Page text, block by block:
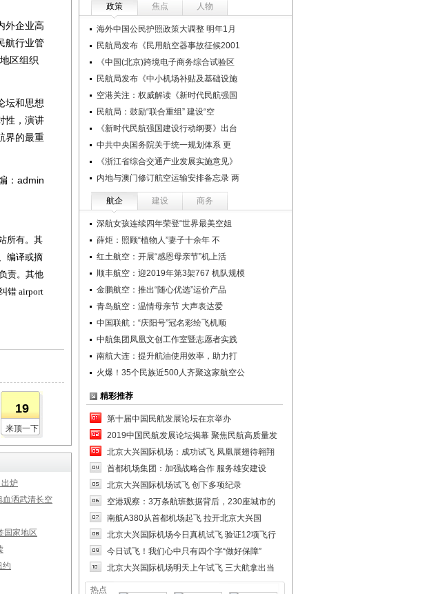
外企业高
航行业管
区组织
坛和思想
性，演讲
界的最重
：admin
所有。其
编译或摘
责。其他
错 airport
19
来顶一下
炉
血洒武清长空
国家地区
约
政策 焦点 人物
海外中国公民护照政策大调整 明年1月
民航局发布《民用航空器事故征候2001
《中国(北京)跨境电子商务综合试验区
民航局发布《中小机场补贴及基础设施
空港关注：权威解读《新时代民航强国
民航局：鼓励“联合重组” 建设“空
《新时代民航强国建设行动纲要》出台
中共中央国务院关于统一规划体系 更
《浙江省综合交通产业发展实施意见》
内地与澳门修订航空运输安排备忘录 两
航企 建设 商务
深航女孩连续四年荣登“世界最美空姐
薛炬：照顾“植物人”妻子十余年 不
红土航空：开展“感恩母亲节”机上活
顺丰航空：迎2019年第3架767 机队规模
金鹏航空：推出“随心优选”运价产品
青岛航空：温情母亲节 大声表达爱
中国联航：“庆阳号”冠名彩绘飞机顺
中航集团凤凰文创工作室暨志愿者实践
南航大连：提升航油使用效率，助力打
火爆！35个民族近500人齐聚这家航空公
精彩推荐
第十届中国民航发展论坛在京举办
2019中国民航发展论坛揭幕 聚焦民航高质量发
北京大兴国际机场：成功试飞 凤凰展翅待翱翔
首都机场集团：加强战略合作 服务雄安建设
北京大兴国际机场试飞 创下多项纪录
空港观察：3万条航班数据背后，230座城市的
南航A380从首都机场起飞 拉开北京大兴国
北京大兴国际机场今日真机试飞 验证12项飞行
今日试飞！我们心中只有四个字“做好保障”
北京大兴国际机场明天上午试飞 三大航拿出当
热点